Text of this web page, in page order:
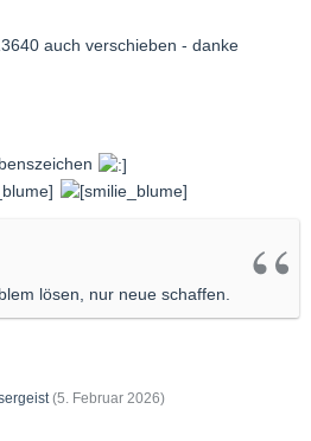
auch verschieben - danke
lösen, nur neue schaffen.
(5. Februar 2026)